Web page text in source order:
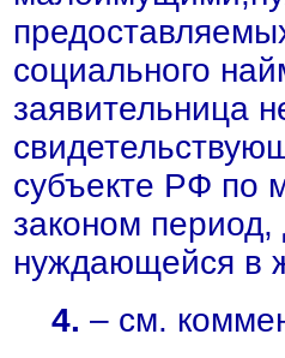
социального
заявительница
субъекте РФ по
законом
нуждающейся в
4. – см.